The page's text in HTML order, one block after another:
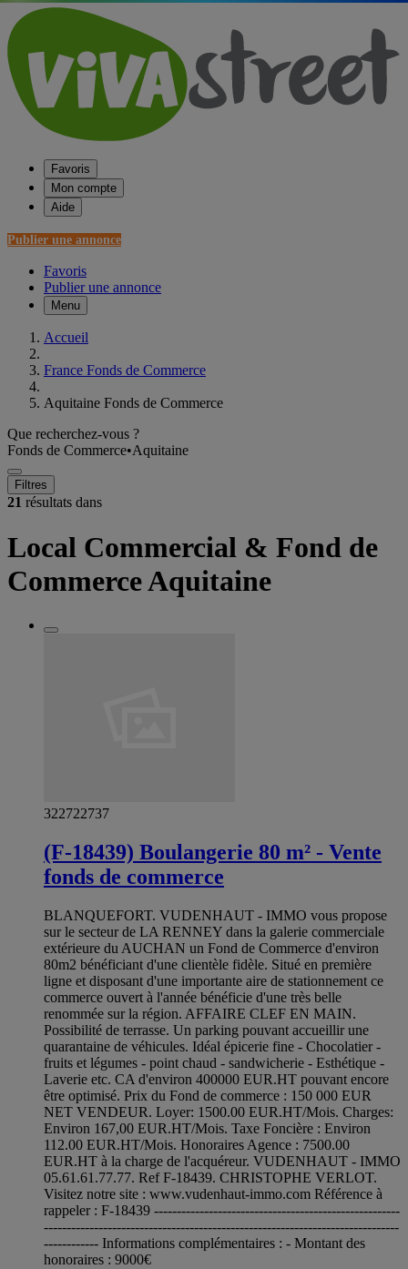
Favoris
Mon compte
Aide
Publier une annonce
Favoris
Publier une annonce
Menu
Accueil
France Fonds de Commerce
Aquitaine Fonds de Commerce
Que recherchez-vous ?
Fonds de Commerce•Aquitaine
Filtres
21 résultats dans
Local Commercial & Fond de
Commerce Aquitaine
322722737
(F-18439) Boulangerie 80 m² - Vente
fonds de commerce
BLANQUEFORT. VUDENHAUT - IMMO vous propose
sur le secteur de LA RENNEY dans la galerie commerciale
extérieure du AUCHAN un Fond de Commerce d'environ
80m2 bénéficiant d'une clientèle fidèle. Situé en première
ligne et disposant d'une importante aire de stationnement ce
commerce ouvert à l'année bénéficie d'une très belle
renommée sur la région. AFFAIRE CLEF EN MAIN.
Possibilité de terrasse. Un parking pouvant accueillir une
quarantaine de véhicules. Idéal épicerie fine - Chocolatier -
fruits et légumes - point chaud - sandwicherie - Esthétique -
Laverie etc. CA d'environ 400000 EUR.HT pouvant encore
être optimisé. Prix du Fond de commerce : 150 000 EUR
NET VENDEUR. Loyer: 1500.00 EUR.HT/Mois. Charges:
Environ 167,00 EUR.HT/Mois. Taxe Foncière : Environ
112.00 EUR.HT/Mois. Honoraires Agence : 7500.00
EUR.HT à la charge de l'acquéreur. VUDENHAUT - IMMO
05.61.61.77.77. Ref F-18439. CHRISTOPHE VERLOT.
Visitez notre site : www.vudenhaut-immo.com Référence à
rappeler : F-18439 ------------------------------------------------------
------------------------------------------------------------------------------
------------ Informations complémentaires : - Montant des
honoraires : 9000€